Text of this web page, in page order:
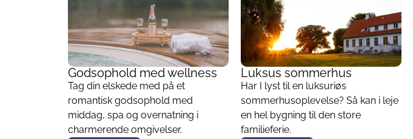
Godsophold med wellness
Tag din elskede med på et
romantisk godsophold med
middag, spa og overnatning i
charmerende omgivelser.
Luksus sommerhus
Har I lyst til en luksuriøs
sommerhusoplevelse? Så kan i leje
en hel bygning til den store
familieferie.